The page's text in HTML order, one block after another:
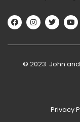
© 2023. John
Privacy